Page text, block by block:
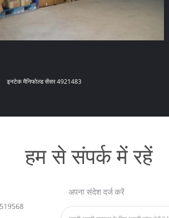
इनटेक मैनिफोल्ड सेंसर 4921483
हम से संपर्क में रहें
अपना संदेश दर्ज करें